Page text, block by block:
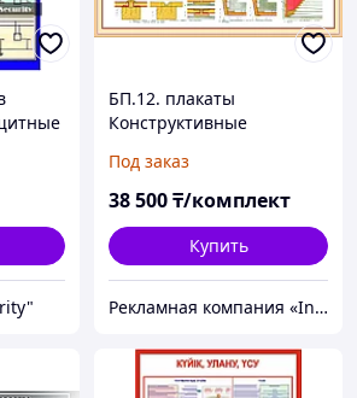
в
БП.12. плакаты
Конструктивные
помещений, 42х60 см, 22
шт
Под заказ
38 500₸/комплект
Купить
Рекламная компания «InService»